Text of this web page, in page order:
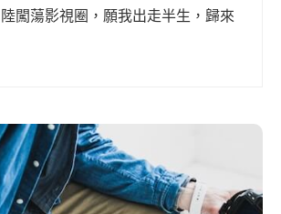
陸闖蕩影視圈，願我出走半生，歸來